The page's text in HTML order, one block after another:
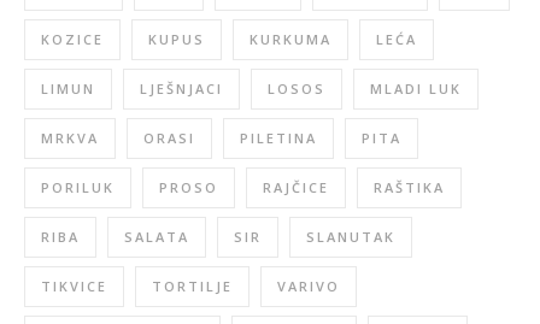
KOZICE KUPUS KURKUMA LEĆA
LIMUN LJEŠNJACI LOSOS MLADI LUK
MRKVA ORASI PILETINA PITA
PORILUK PROSO RAJČICE RAŠTIKA
RIBA SALATA SIR SLANUTAK
TIKVICE TORTILJE VARIVO